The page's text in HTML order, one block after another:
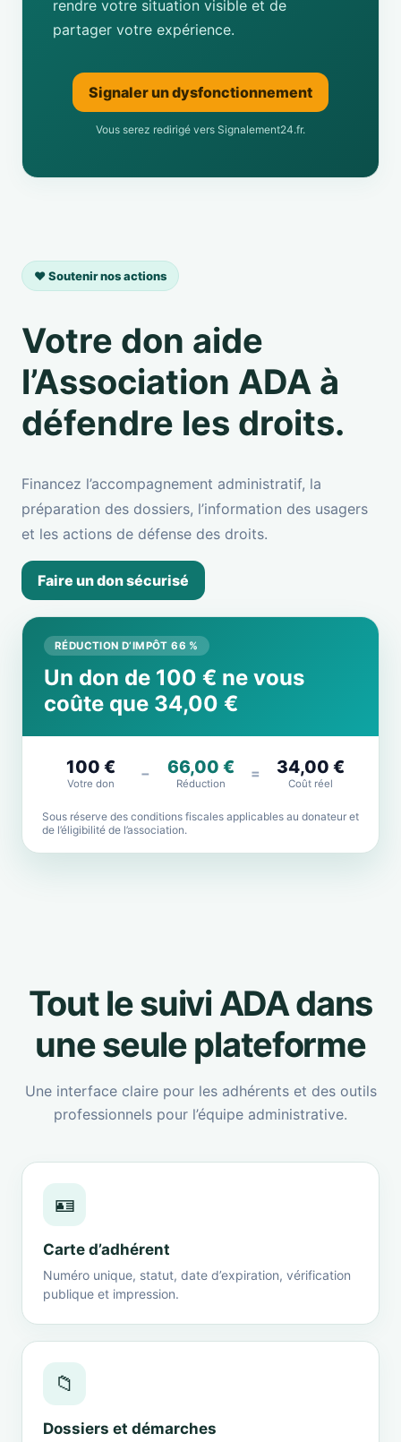
rendre votre situation visible et de
partager votre expérience.
Signaler un dysfonctionnement
Vous serez redirigé vers Signalement24.fr.
❤️ Soutenir nos actions
Votre don aide
l’Association ADA à
défendre les droits.
Financez l’accompagnement administratif, la
préparation des dossiers, l’information des usagers
et les actions de défense des droits.
Faire un don sécurisé
RÉDUCTION D’IMPÔT 66 %
Un don de 100 € ne vous
coûte que 34,00 €
100 €
Votre don
− 66,00 €
Réduction
= 34,00 €
Coût réel
Sous réserve des conditions fiscales applicables au donateur et
de l’éligibilité de l’association.
Tout le suivi ADA dans
une seule plateforme
Une interface claire pour les adhérents et des outils
professionnels pour l’équipe administrative.
🪪
Carte d’adhérent
Numéro unique, statut, date d’expiration, vérification
publique et impression.
📁
Dossiers et démarches